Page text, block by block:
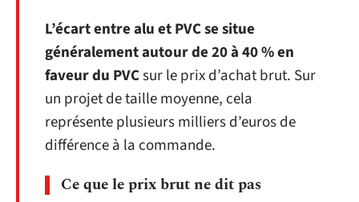
L’écart entre alu et PVC se situe
généralement autour de 20 à 40 % en
faveur du PVCsur le prix d’achat brut. Sur
un projet de taille moyenne, cela
représente plusieurs milliers d’euros de
différence à la commande.
Ce que le prix brut ne dit pas